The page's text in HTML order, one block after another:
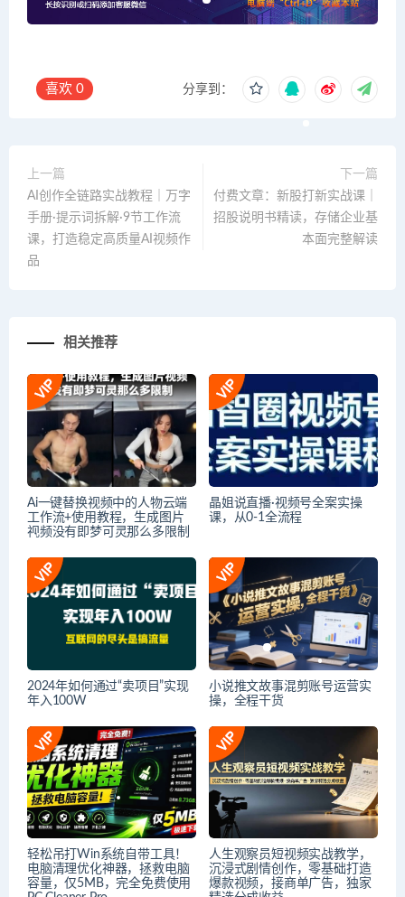
喜欢 0 分享到：
上一篇
AI创作全链路实战教程｜万字
手册·提示词拆解·9节工作流
课，打造稳定高质量AI视频作
品
下一篇
付费文章：新股打新实战课｜
招股说明书精读，存储企业基
本面完整解读
相关推荐
Ai一键替换视频中的人物云端
工作流+使用教程，生成图片
视频没有即梦可灵那么多限制
晶姐说直播·视频号全案实操
课，从0-1全流程
2024年如何通过“卖项目”实现
年入100W
小说推文故事混剪账号运营实
操，全程干货
轻松吊打Win系统自带工具！
电脑清理优化神器，拯救电脑
容量，仅5MB，完全免费使用
人生观察员短视频实战教学，
沉浸式剧情创作，零基础打造
爆款视频，接商单广告，独家